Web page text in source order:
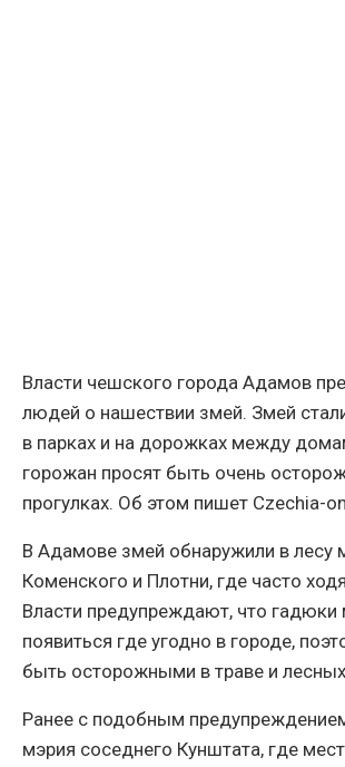
Власти чешского города Адамов
людей о нашествии змей. Змей
в парках и на дорожках между
горожан просят быть очень
прогулках. Об этом пишет Сzechia-
В Адамове змей обнаружили в лесу
Коменского и Плотни, где часто
Власти предупреждают, что гадюки
появиться где угодно в городе,
быть осторожными в траве и
Ранее с подобным
мэрия соседнего Кунштата, где